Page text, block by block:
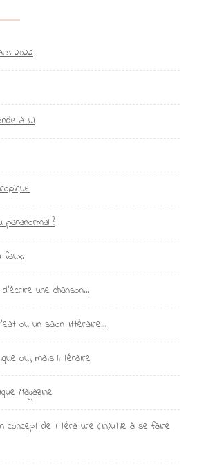
2022
à lui
paranormal ?
faux.
d’écrire une chanson…
ou un salon littéraire…
oui, mais littéraire
Magazine
concept de littérature (in)utile à se faire